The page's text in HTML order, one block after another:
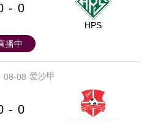
- 0
HPS
播中
08-08 爱沙甲
- 0